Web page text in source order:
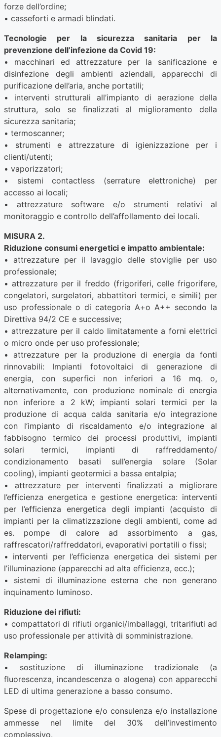
forze dell’ordine;
• casseforti e armadi blindati.
Tecnologie per la sicurezza sanitaria per la
prevenzione dell’infezione da Covid 19:
• macchinari ed attrezzature per la sanificazione e
disinfezione degli ambienti aziendali, apparecchi di
purificazione dell’aria, anche portatili;
• interventi strutturali all’impianto di aerazione della
struttura, solo se finalizzati al miglioramento della
sicurezza sanitaria;
• termoscanner;
• strumenti e attrezzature di igienizzazione per i
clienti/utenti;
• vaporizzatori;
• sistemi contactless (serrature elettroniche) per
accesso ai locali;
• attrezzature software e/o strumenti relativi al
monitoraggio e controllo dell’affollamento dei locali.
MISURA 2.
Riduzione consumi energetici e impatto ambientale:
• attrezzature per il lavaggio delle stoviglie per uso
professionale;
• attrezzature per il freddo (frigoriferi, celle frigorifere,
congelatori, surgelatori, abbattitori termici, e simili) per
uso professionale o di categoria A+o A++ secondo la
Direttiva 94/2 CE e successive;
• attrezzature per il caldo limitatamente a forni elettrici
o micro onde per uso professionale;
• attrezzature per la produzione di energia da fonti
rinnovabili: Impianti fotovoltaici di generazione di
energia, con superfici non inferiori a 16 mq. o,
alternativamente, con produzione nominale di energia
non inferiore a 2 kW; impianti solari termici per la
produzione di acqua calda sanitaria e/o integrazione
con l’impianto di riscaldamento e/o integrazione al
fabbisogno termico dei processi produttivi, impianti
solari termici, impianti di raffreddamento/
condizionamento basati sull’energia solare (Solar
cooling), impianti geotermici a bassa entalpia;
• attrezzature per interventi finalizzati a migliorare
l’efficienza energetica e gestione energetica: interventi
per l’efficienza energetica degli impianti (acquisto di
impianti per la climatizzazione degli ambienti, come ad
es. pompe di calore ad assorbimento a gas,
raffrescatori/raffreddatori, evaporativi portatili o fissi;
• interventi per l’efficienza energetica dei sistemi per
l’illuminazione (apparecchi ad alta efficienza, ecc.);
• sistemi di illuminazione esterna che non generano
inquinamento luminoso.
Riduzione dei rifiuti:
• compattatori di rifiuti organici/imballaggi, tritarifiuti ad
uso professionale per attività di somministrazione.
Relamping:
• sostituzione di illuminazione tradizionale (a
fluorescenza, incandescenza o alogena) con apparecchi
LED di ultima generazione a basso consumo.
Spese di progettazione e/o consulenza e/o installazione
ammesse nel limite del 30% dell’investimento
complessivo.